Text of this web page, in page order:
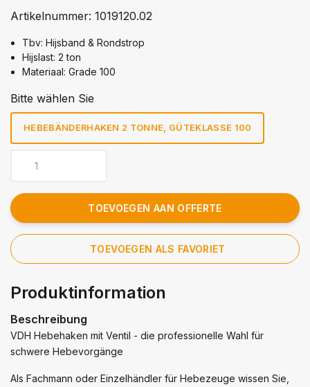
Artikelnummer: 1019120.02
Tbv: Hijsband & Rondstrop
Hijslast: 2 ton
Materiaal: Grade 100
Bitte wählen Sie
HEBEBÄNDERHAKEN 2 TONNE, GÜTEKLASSE 100
TOEVOEGEN AAN OFFERTE
TOEVOEGEN ALS FAVORIET
Produktinformation
Beschreibung
VDH Hebehaken mit Ventil - die professionelle Wahl für
schwere Hebevorgänge
Als Fachmann oder Einzelhändler für Hebezeuge wissen Sie,